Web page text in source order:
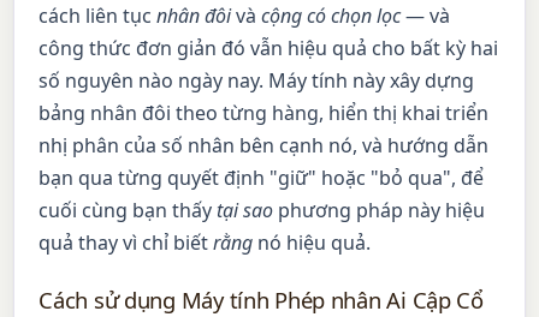
cách liên tụcnhân đôivàcộng có chọn lọc— và
công thức đơn giản đó vẫn hiệu quả cho bất kỳ hai
số nguyên nào ngày nay. Máy tính này xây dựng
bảng nhân đôi theo từng hàng, hiển thị khai triển
nhị phân của số nhân bên cạnh nó, và hướng dẫn
bạn qua từng quyết định "giữ" hoặc "bỏ qua", để
cuối cùng bạn thấy tại sao phương pháp này hiệu
quả thay vì chỉ biếtrằng nó hiệu quả.
Cách sử dụng Máy tính Phép nhân Ai Cập Cổ